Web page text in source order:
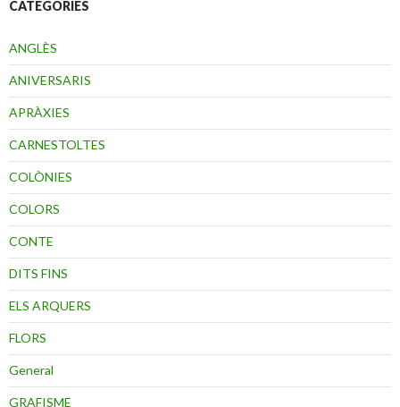
CATEGORIES
ANGLÈS
ANIVERSARIS
APRÀXIES
CARNESTOLTES
COLÒNIES
COLORS
CONTE
DITS FINS
ELS ARQUERS
FLORS
General
GRAFISME